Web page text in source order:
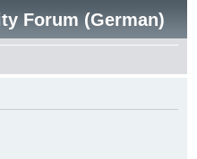
Forum (German)